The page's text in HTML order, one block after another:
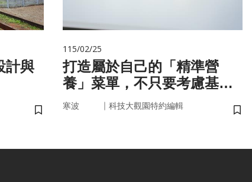
計與
儲存書籤
115/02/25
打造屬於自己的「精準營
養」菜單，不只要考慮基
因，關鍵更在腸道微生物
寒波 ｜ 科技大觀園特約編輯
儲